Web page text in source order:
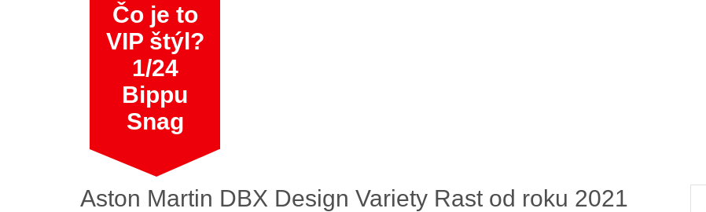
Čo je to
VIP štýl?
1/24
Bippu
Snag
Aston Martin DBX Design Variety Rast od roku 2021